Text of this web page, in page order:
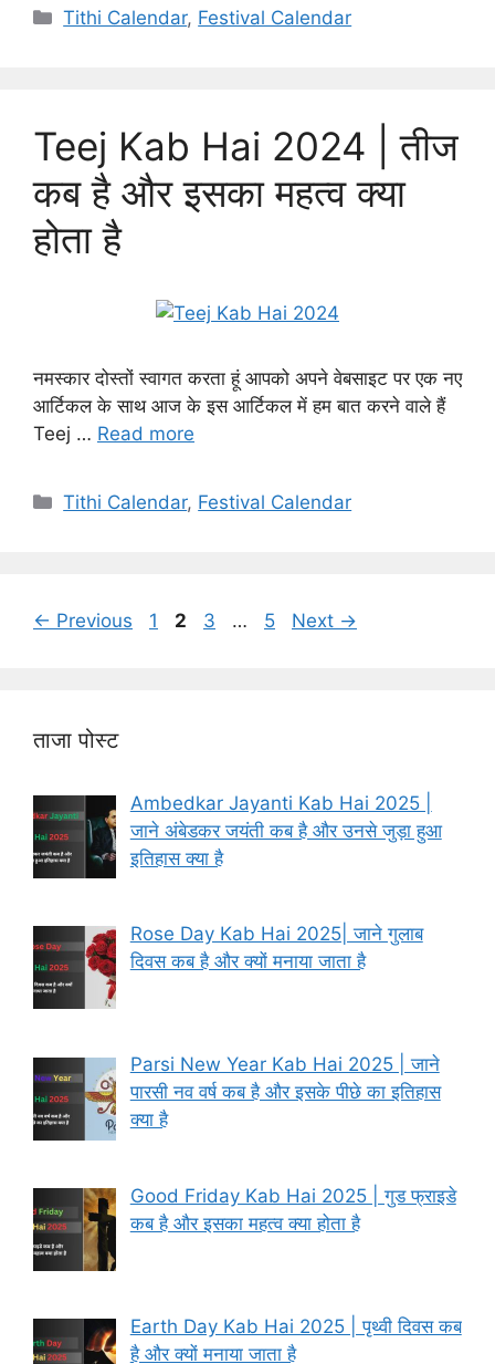
Categories
Tithi Calendar, Festival Calendar
Teej Kab Hai 2024 | तीज
कब है और इसका महत्व क्या
होता है
नमस्कार दोस्तों स्वागत करता हूं आपको अपने वेबसाइट पर एक नए
आर्टिकल के साथ आज के इस आर्टिकल में हम बात करने वाले हैं
Teej … Read more
Categories
Tithi Calendar, Festival Calendar
← Previous Page
1 Page
2 Page
3 … Page
5 Next →
ताजा पोस्ट
Ambedkar Jayanti Kab Hai 2025 |
जाने अंबेडकर जयंती कब है और उनसे जुड़ा हुआ
इतिहास क्या है
Rose Day Kab Hai 2025| जाने गुलाब
दिवस कब है और क्यों मनाया जाता है
Parsi New Year Kab Hai 2025 | जाने
पारसी नव वर्ष कब है और इसके पीछे का इतिहास
क्या है
Good Friday Kab Hai 2025 | गुड फ्राइडे
कब है और इसका महत्व क्या होता है
Earth Day Kab Hai 2025 | पृथ्वी दिवस कब
है और क्यों मनाया जाता है